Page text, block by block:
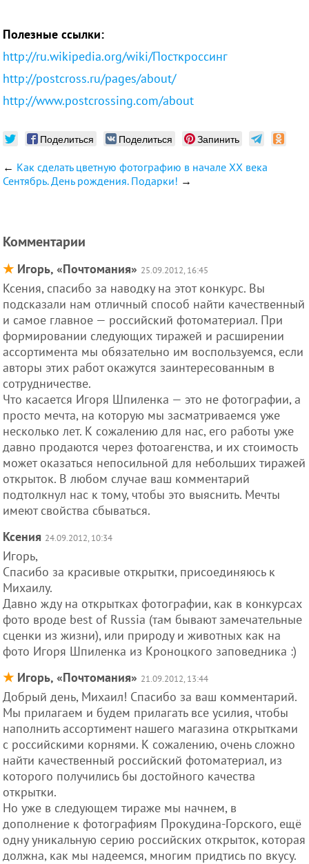
Полезные ссылки:
http://ru.wikipedia.org/wiki/Посткроссинг
http://postcross.ru/pages/about/
http://www.postcrossing.com/about
Поделиться Поделиться Запинить
← Как сделать цветную фотографию в начале XX века
Сентябрь. День рождения. Подарки! →
Комментарии
★ Игорь, «Почтомания» 25.09.2012, 16:45
Ксения, спасибо за наводку на этот конкурс. Вы
подсказали нам отличный способ найти качественный
и самое главное — российский фотоматериал. При
формировании следующих тиражей и расширении
ассортимента мы обязательно им воспользуемся, если
авторы этих работ окажутся заинтересованным в
сотрудничестве.
Что касается Игоря Шпиленка — это не фотографии, а
просто мечта, на которую мы засматриваемся уже
несколько лет. К сожалению для нас, его работы уже
давно продаются через фотоагенства, и их стоимость
может оказаться непосильной для небольших тиражей
открыток. В любом случае ваш комментарий
подтолкнул нас к тому, чтобы это выяснить. Мечты
имеют свойства сбываться.
Ксения 24.09.2012, 10:34
Игорь,
Спасибо за красивые открытки, присоединяюсь к
Михаилу.
Давно жду на открытках фотографии, как в конкурсах
фото вроде best of Russia (там бывают замечательные
сценки из жизни), или природу и животных как на
фото Игоря Шпиленка из Кроноцкого заповедника :)
★ Игорь, «Почтомания» 21.09.2012, 13:44
Добрый день, Михаил! Спасибо за ваш комментарий.
Мы прилагаем и будем прилагать все усилия, чтобы
наполнить ассортимент нашего магазина открытками
с российскими корнями. К сожалению, очень сложно
найти качественный российский фотоматериал, из
которого получились бы достойного качества
открытки.
Но уже в следующем тираже мы начнем, в
дополнение к фотографиям Прокудина-Горского, ещё
одну уникальную серию российских открыток, которая
должна, как мы надеемся, многим придтись по вкусу.